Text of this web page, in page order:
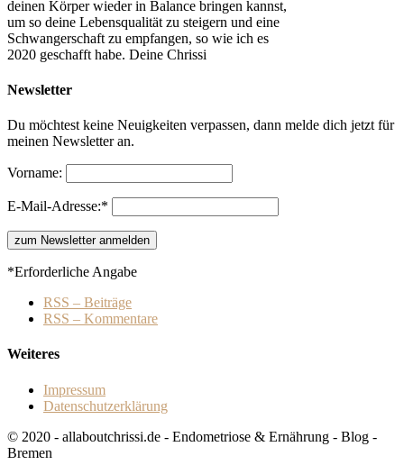
deinen Körper wieder in Balance bringen kannst,
um so deine Lebensqualität zu steigern und eine
Schwangerschaft zu empfangen, so wie ich es
2020 geschafft habe. Deine Chrissi
Newsletter
Du möchtest keine Neuigkeiten verpassen, dann melde dich jetzt für
meinen Newsletter an.
Vorname:
E-Mail-Adresse:*
*Erforderliche Angabe
RSS – Beiträge
RSS – Kommentare
Weiteres
Impressum
Datenschutzerklärung
© 2020 - allaboutchrissi.de - Endometriose & Ernährung - Blog -
Bremen